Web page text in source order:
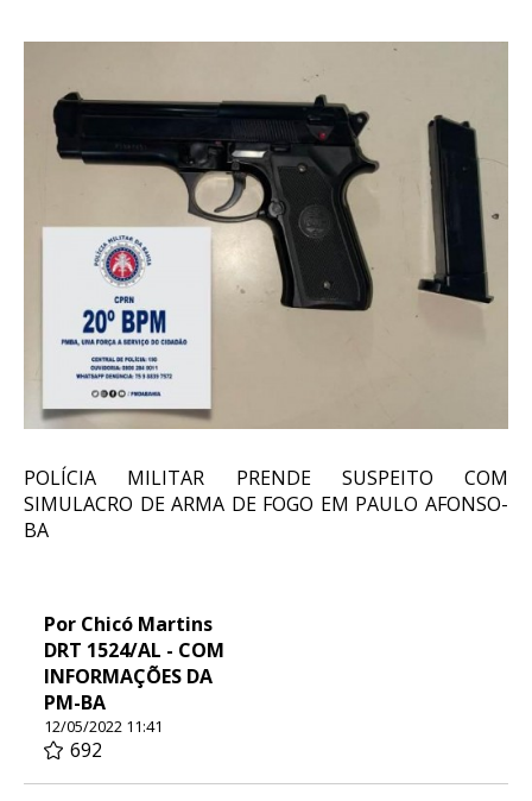
POLÍCIA MILITAR PRENDE SUSPEITO COM
SIMULACRO DE ARMA DE FOGO EM PAULO AFONSO-
BA
Por Chicó Martins
DRT 1524/AL - COM
INFORMAÇÕES DA
PM-BA
12/05/2022 11:41
692